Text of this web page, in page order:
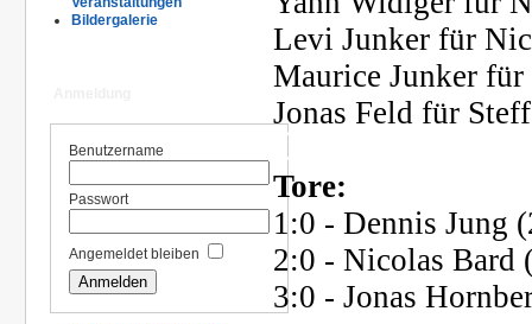
Bildergalerie
Benutzername
Passwort
Angemeldet bleiben
Levi Junker für
Maurice Junker
Jonas Feld für
Ü
Tore:
1:0 - Dennis Jung
2:0 - Nicolas Bard
3:0 - Jonas